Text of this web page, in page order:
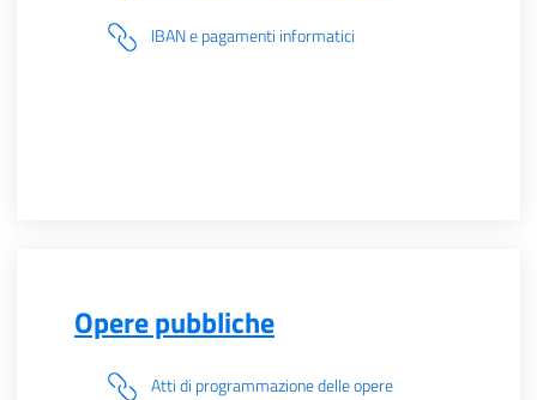
IBAN e pagamenti informatici
Opere pubbliche
Atti di programmazione delle opere